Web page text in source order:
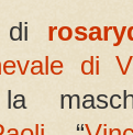
di
di
la